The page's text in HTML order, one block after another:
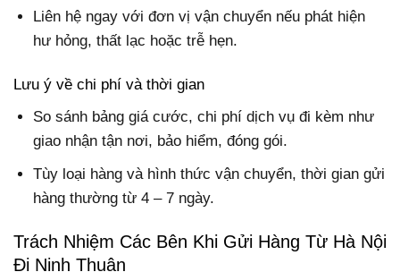
Liên hệ ngay với đơn vị vận chuyển nếu phát hiện
hư hỏng, thất lạc hoặc trễ hẹn.
Lưu ý về chi phí và thời gian
So sánh bảng giá cước, chi phí dịch vụ đi kèm như
giao nhận tận nơi, bảo hiểm, đóng gói.
Tùy loại hàng và hình thức vận chuyển, thời gian gửi
hàng thường từ 4 – 7 ngày.
Trách Nhiệm Các Bên Khi Gửi Hàng Từ Hà Nội
Đi Ninh Thuận